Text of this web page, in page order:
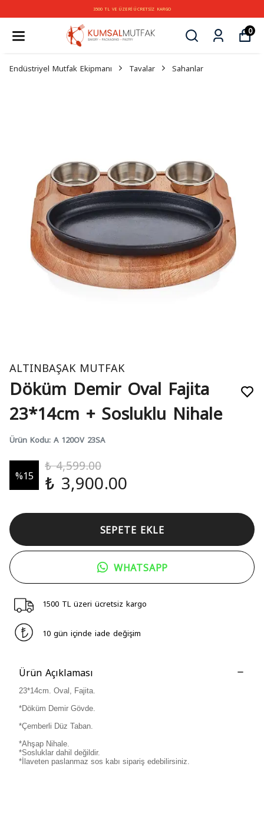
3500 TL VE ÜZERİ ÜCRETSİZ KARGO
0
Endüstriyel Mutfak Ekipmanı Tavalar Sahanlar
ALTINBAŞAK MUTFAK
Döküm Demir Oval Fajita
23*14cm + Sosluklu Nihale
Ürün Kodu: A 120OV 23SA
%15
₺ 4,599.00
₺ 3,900.00
SEPETE EKLE
WHATSAPP
1500 TL üzeri ücretsiz kargo
10 gün içinde iade değişim
Ürün Açıklaması
23*14cm. Oval, Fajita.
*Döküm Demir Gövde.
*Çemberli Düz Taban.
*Ahşap Nihale.
*Sosluklar dahil değildir.
*İlaveten paslanmaz sos kabı sipariş edebilirsiniz.